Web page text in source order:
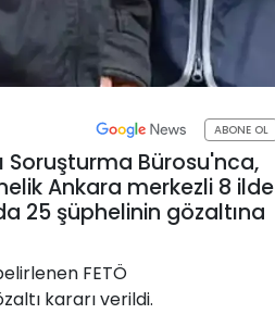
ABONE OL
Soruşturma Bürosu'nca,
Ankara merkezli 8 ilde
25 şüphelinin gözaltına
FETÖ
kararı verildi.